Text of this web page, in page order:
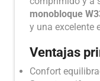
monobloque
y una excelente
Ventajas
Confort